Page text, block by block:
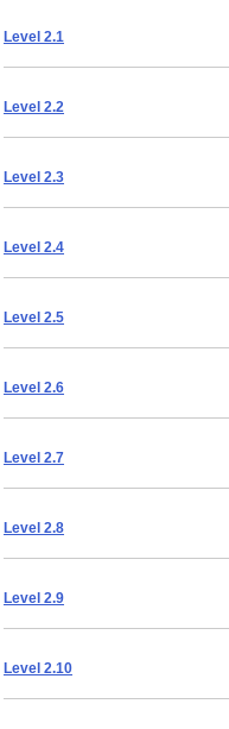
Level 2.1
Level 2.2
Level 2.3
Level 2.4
Level 2.5
Level 2.6
Level 2.7
Level 2.8
Level 2.9
Level 2.10